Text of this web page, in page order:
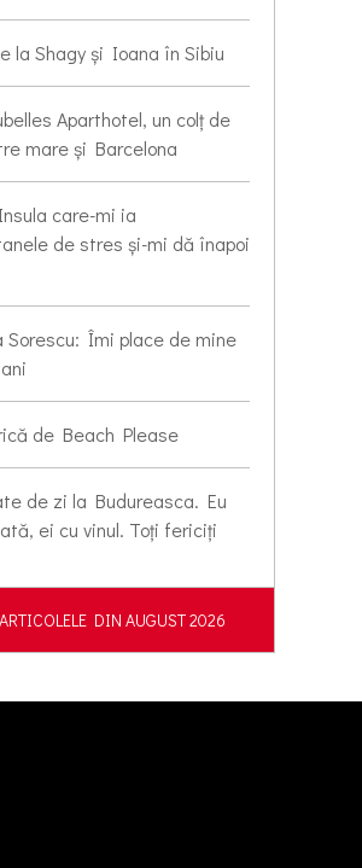
la Shagy și Ioana în Sibiu
Aparthotel, un colț de
mare și Barcelona
care-mi ia
de stres și-mi dă înapoi
Sorescu: Îmi place de mine
de Beach Please
de zi la Budureasca. Eu
ei cu vinul. Toți fericiți
DIN AUGUST 2026